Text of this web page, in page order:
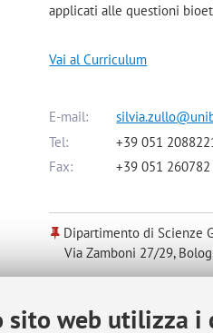
sito web utilizza i
applicati alle questioni
Vai al Curriculum
E-mail:
Tel:
+39 051
Fax:
+39 051 260782
Dipartimento di Scienze
Via Zamboni 27/29,
ORCID